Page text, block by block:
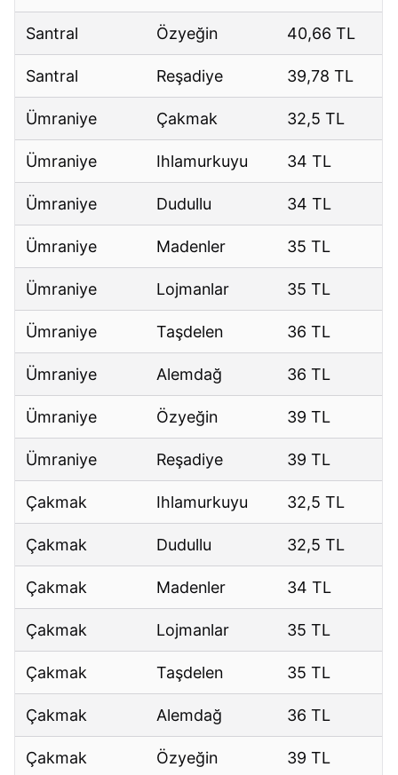
Santral Özyeğin 40,66 TL
Santral Reşadiye 39,78 TL
Ümraniye Çakmak 32,5 TL
Ümraniye Ihlamurkuyu 34 TL
Ümraniye Dudullu 34 TL
Ümraniye Madenler 35 TL
Ümraniye Lojmanlar 35 TL
Ümraniye Taşdelen 36 TL
Ümraniye Alemdağ 36 TL
Ümraniye Özyeğin 39 TL
Ümraniye Reşadiye 39 TL
Çakmak Ihlamurkuyu 32,5 TL
Çakmak Dudullu 32,5 TL
Çakmak Madenler 34 TL
Çakmak Lojmanlar 35 TL
Çakmak Taşdelen 35 TL
Çakmak Alemdağ 36 TL
Çakmak Özyeğin 39 TL